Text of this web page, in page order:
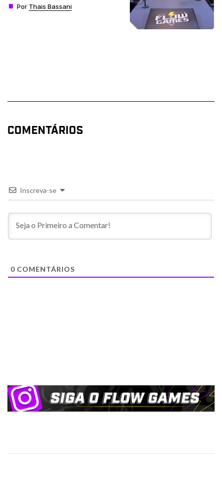
Por Thais Bassani
COMENTÁRIOS
Inscreva-se
0 COMENTÁRIOS